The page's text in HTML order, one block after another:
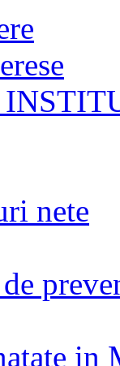
nete
in